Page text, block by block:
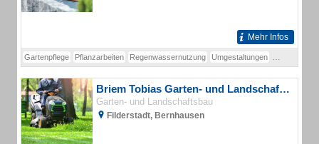
Mehr Infos
Gartenpflege Pflanzarbeiten Regenwassernutzung Umgestaltungen
Briem Tobias Garten- und Landschaftsbau
Garten- und Landschaftsbau
Filderstadt, Bernhausen